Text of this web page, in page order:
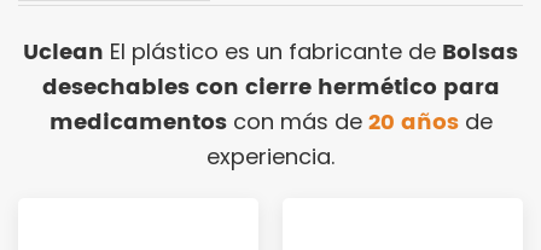
Uclean El plástico es un fabricante de Bolsas
desechables con cierre hermético para
medicamentoscon más de 20 añosde
experiencia.